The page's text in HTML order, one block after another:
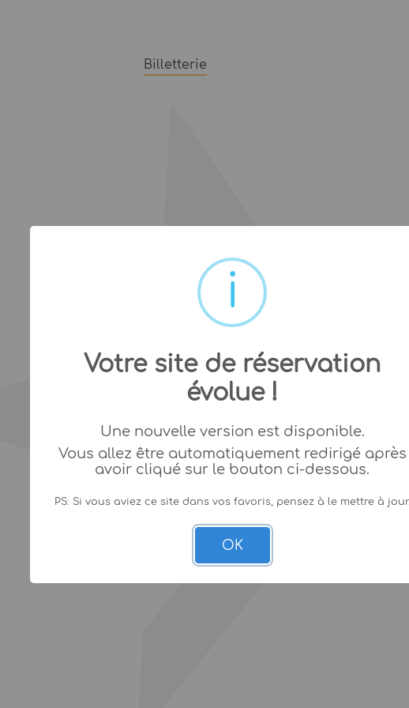
Billetterie
Votre site de réservation
évolue !
Une nouvelle version est disponible.
Vous allez être automatiquement redirigé après
avoir cliqué sur le bouton ci-dessous.
PS: Si vous aviez ce site dans vos favoris, pensez à le mettre à
OK